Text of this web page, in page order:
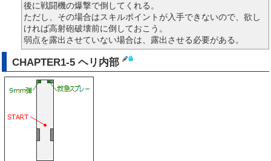
後に戦闘機の爆撃で倒してくれる。
ただし、その場合はスキルポイントが入手できないので、欲し
ければ高射砲破壊前に倒しておこう。
弱点を露出させていない場合は、露出させる必要がある。
CHAPTER1-5 ヘリ内部